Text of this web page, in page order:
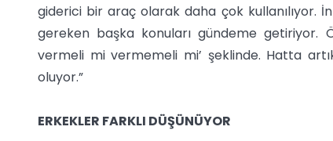
giderici bir araç olarak daha çok kullanılıyor.
gereken başka konuları gündeme getiriyor.
vermeli mi vermemeli mi’ şeklinde. Hatta
oluyor.”
ERKEKLER FARKLI DÜŞÜNÜYOR